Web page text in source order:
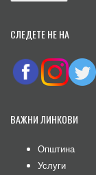
СЛЕДЕТЕ НЕ НА
ВАЖНИ ЛИНКОВИ
Општина
Услуги